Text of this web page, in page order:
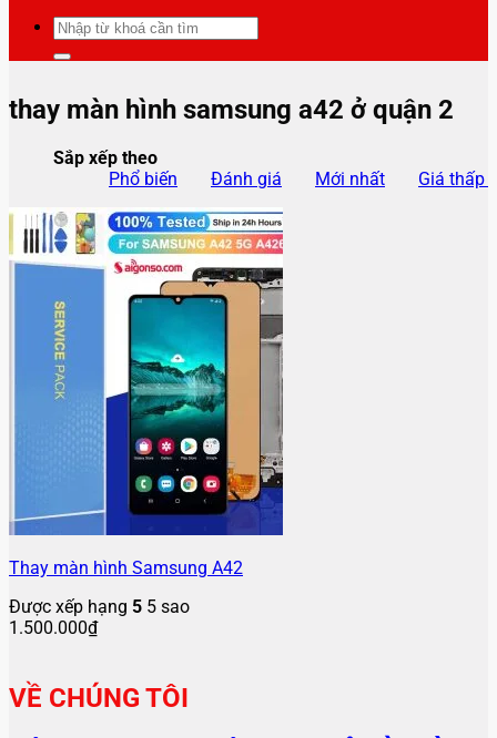
Tìm
kiếm:
thay màn hình samsung a42 ở quận 2
Sắp xếp theo
Phổ biến
Đánh giá Mới nhất Giá thấp
Thay màn hình Samsung A42
Được xếp hạng 5 5 sao
1.500.000₫
VỀ CHÚNG TÔI